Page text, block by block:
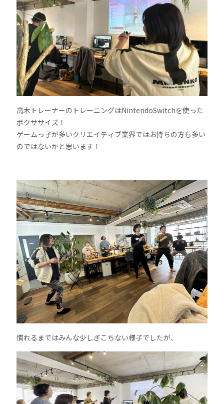
高木トレーナーのトレーニングはNintendoSwitchを使った
ボクササイズ！
ゲームっ子が多いクリエイティブ業界ではお持ちの方も多い
のではないかと思います！
慣れるまではみんな少しぎこちない様子でしたが、